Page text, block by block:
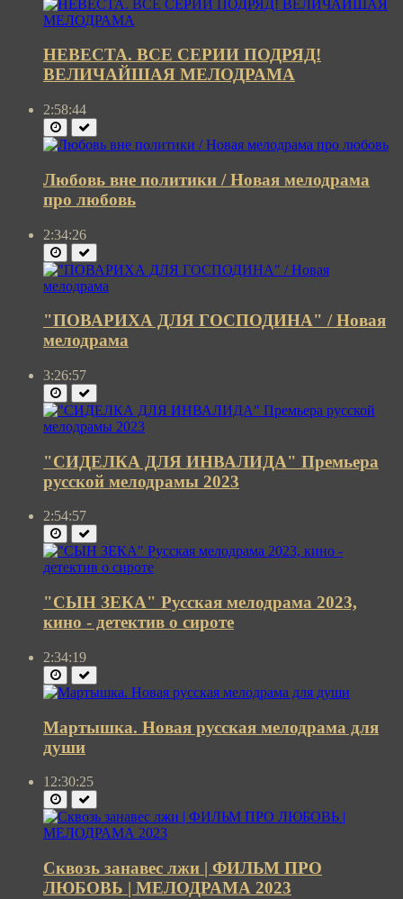
НЕВЕСТА. ВСЕ СЕРИИ ПОДРЯД!
ВЕЛИЧАЙШАЯ МЕЛОДРАМА
2:58:44
Любовь вне политики / Новая мелодрама
про любовь
2:34:26
"ПОВАРИХА ДЛЯ ГОСПОДИНА" / Новая
мелодрама
3:26:57
"СИДЕЛКА ДЛЯ ИНВАЛИДА" Премьера
русской мелодрамы 2023
2:54:57
"СЫН ЗЕКА" Русская мелодрама 2023,
кино - детектив о сироте
2:34:19
Мартышка. Новая русская мелодрама для
души
12:30:25
Сквозь занавес лжи | ФИЛЬМ ПРО
ЛЮБОВЬ | МЕЛОДРАМА 2023